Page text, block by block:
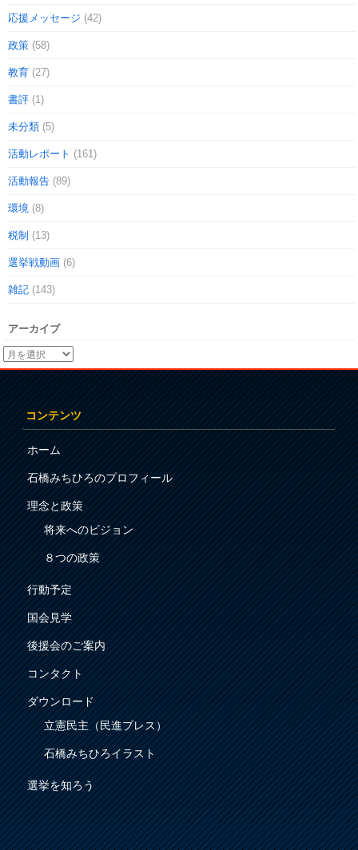
応援メッセージ (42)
政策 (58)
教育 (27)
書評 (1)
未分類 (5)
活動レポート (161)
活動報告 (89)
環境 (8)
税制 (13)
選挙戦動画 (6)
雑記 (143)
アーカイブ
コンテンツ
ホーム
石橋みちひろのプロフィール
理念と政策
将来へのビジョン
８つの政策
行動予定
国会見学
後援会のご案内
コンタクト
ダウンロード
立憲民主（民進プレス）
石橋みちひろイラスト
選挙を知ろう